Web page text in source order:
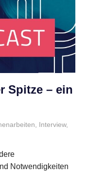
Spitze – ein
, Interview,
Notwendigkeiten